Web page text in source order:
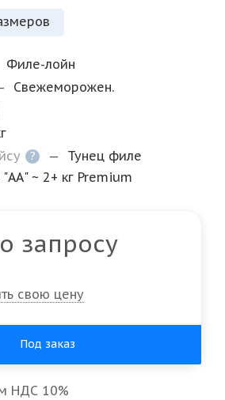
Филе-лойн
Свежеморожен.
? —
Тунец филе
~ 2+ кг Premium
запросу
свою цену
Под заказ
НДС 10%